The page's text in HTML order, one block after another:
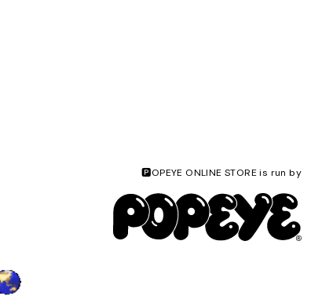
🅿️OPEYE ONLINE STORE is run by